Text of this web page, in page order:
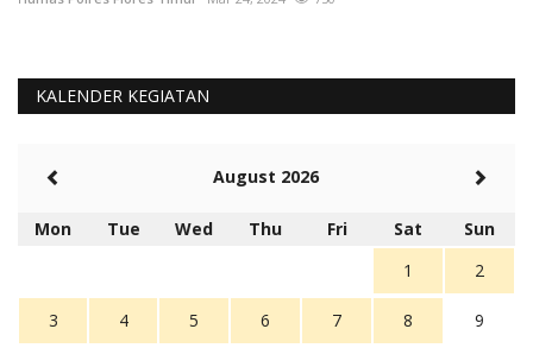
KALENDER KEGIATAN
August 2026
Mon Tue Wed Thu Fri Sat
Sun
1
2
3 4 5 6 7 8 9